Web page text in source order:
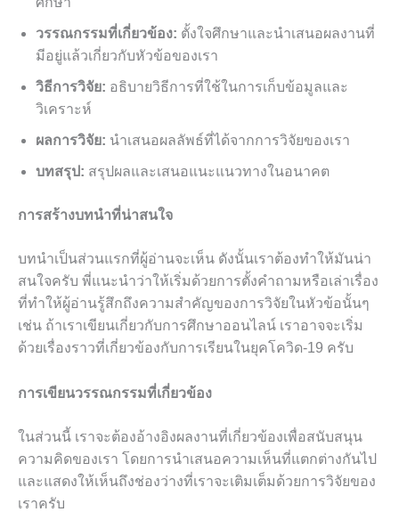
วรรณกรรมที่เกี่ยวข้อง: ตั้งใจศึกษาและนำเสนอผลงานที่
มีอยู่แล้วเกี่ยวกับหัวข้อของเรา
วิธีการวิจัย: อธิบายวิธีการที่ใช้ในการเก็บข้อมูลและ
วิเคราะห์
ผลการวิจัย: นำเสนอผลลัพธ์ที่ได้จากการวิจัยของเรา
บทสรุป: สรุปผลและเสนอแนะแนวทางในอนาคต
การสร้างบทนำที่น่าสนใจ
บทนำเป็นส่วนแรกที่ผู้อ่านจะเห็น ดังนั้นเราต้องทำให้มันน่า
สนใจครับ พี่แนะนำว่าให้เริ่มด้วยการตั้งคำถามหรือเล่าเรื่อง
ที่ทำให้ผู้อ่านรู้สึกถึงความสำคัญของการวิจัยในหัวข้อนั้นๆ
เช่น ถ้าเราเขียนเกี่ยวกับการศึกษาออนไลน์ เราอาจจะเริ่ม
ด้วยเรื่องราวที่เกี่ยวข้องกับการเรียนในยุคโควิด-19 ครับ
การเขียนวรรณกรรมที่เกี่ยวข้อง
ในส่วนนี้ เราจะต้องอ้างอิงผลงานที่เกี่ยวข้องเพื่อสนับสนุน
ความคิดของเรา โดยการนำเสนอความเห็นที่แตกต่างกันไป
และแสดงให้เห็นถึงช่องว่างที่เราจะเติมเต็มด้วยการวิจัยของ
เราครับ